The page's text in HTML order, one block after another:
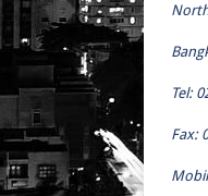
Tel:
Fax: